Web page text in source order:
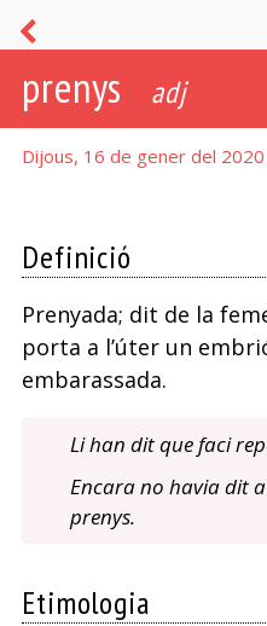
prenys adj
Dijous, 16 de gener del 2020
Definició
Prenyada; dit de la
porta a l’úter un
embarassada.
Li han dit que faci
Encara no havia dit
prenys.
Etimologia
infantament